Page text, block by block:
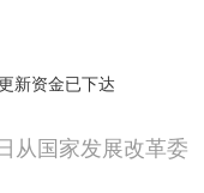
新资金已下达
从国家发展改革委